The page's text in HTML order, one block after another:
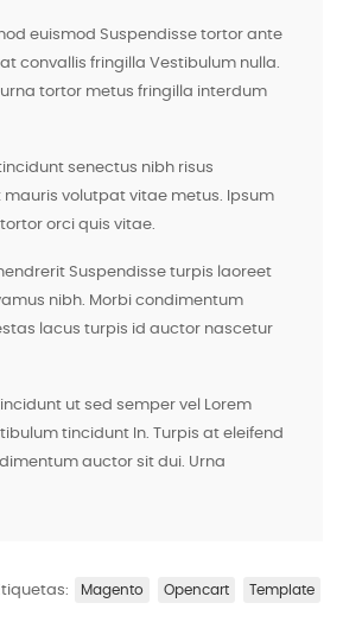
euismod Suspendisse tortor ante
convallis fringilla Vestibulum nulla.
tortor metus fringilla interdum
senectus nibh risus
mauris volutpat vitae metus. Ipsum
orci quis vitae.
Suspendisse turpis laoreet
nibh. Morbi condimentum
lacus turpis id auctor nascetur
ut sed semper vel Lorem
tincidunt In. Turpis at eleifend
auctor sit dui. Urna
Magento Opencart Template